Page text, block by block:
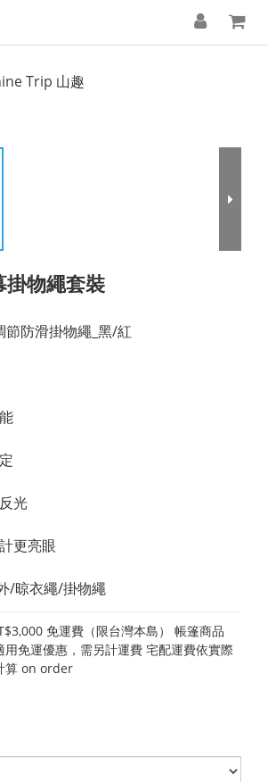
Trip 山趣
掛物繩套裝
防滑掛物繩_黑/紅
光
更亮眼
/晾衣繩/掛物繩
免運費（限台灣本島） 帳篷商品
用免運優惠，需另計運費 宅配運費依實際
算 on order